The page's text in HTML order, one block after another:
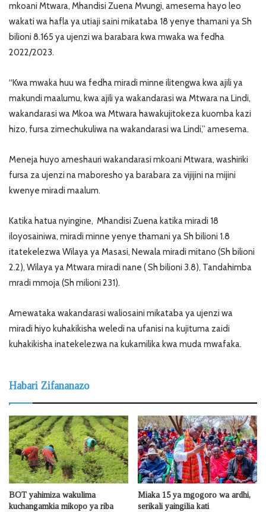
mkoani Mtwara, Mhandisi Zuena Mvungi, amesema hayo leo
wakati wa hafla ya utiaji saini mikataba 18 yenye thamani ya Sh
bilioni 8.165 ya ujenzi wa barabara kwa mwaka wa fedha
2022/2023.
“Kwa mwaka huu wa fedha miradi minne ilitengwa kwa ajili ya
makundi maalumu, kwa ajili ya wakandarasi wa Mtwara na Lindi,
wakandarasi wa Mkoa wa Mtwara hawakujitokeza kuomba kazi
hizo, fursa zimechukuliwa na wakandarasi wa Lindi,” amesema.
Meneja huyo ameshauri wakandarasi mkoani Mtwara, washiriki
fursa za ujenzi na maboresho ya barabara za vijijini na mijini
kwenye miradi maalum.
Katika hatua nyingine, Mhandisi Zuena katika miradi 18
iloyosainiwa, miradi minne yenye thamani ya Sh bilioni 1.8
itatekelezwa Wilaya ya Masasi, Newala miradi mitano (Sh bilioni
2.2), Wilaya ya Mtwara miradi nane ( Sh bilioni 3.8), Tandahimba
mradi mmoja (Sh milioni 231).
Amewataka wakandarasi waliosaini mikataba ya ujenzi wa
miradi hiyo kuhakikisha weledi na ufanisi na kujituma zaidi
kuhakikisha inatekelezwa na kukamilika kwa muda mwafaka.
Habari Zifananazo
BOT yahimiza wakulima
kuchangamkia mikopo ya riba
Miaka 15 ya mgogoro wa ardhi,
serikali yaingilia kati